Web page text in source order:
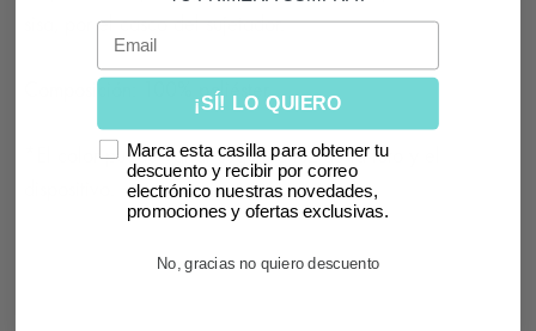
sisa, por el casco del sujetador.
Composición: 100% poliéster.
*El color puede variar según la luz de la foto y el
Email
¡SÍ! LO QUIERO
Marca esta casilla para obtener tu
descuento y recibir por correo
electrónico nuestras novedades,
promociones y ofertas exclusivas.
No, gracias no quiero descuento